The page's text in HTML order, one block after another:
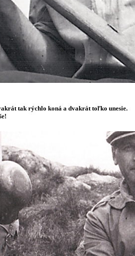
tak rýchlo koná a dvakrát toľko unesie.